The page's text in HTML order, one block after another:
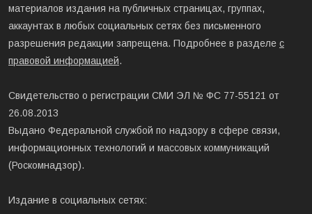
материалов издания на публичных страницах, группах,
аккаунтах в любых социальных сетях без письменного
разрешения редакции запрещена. Подробнее в разделе с
правовой информацией.
Свидетельство о регистрации СМИ ЭЛ № ФС 77-55121 от
26.08.2013
Выдано Федеральной службой по надзору в сфере связи,
информационных технологий и массовых коммуникаций
(Роскомнадзор).
Издание в социальных сетях: